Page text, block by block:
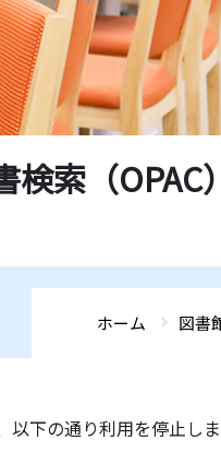
検索（OPAC
ホーム 図書
下の通り利用を停止しま